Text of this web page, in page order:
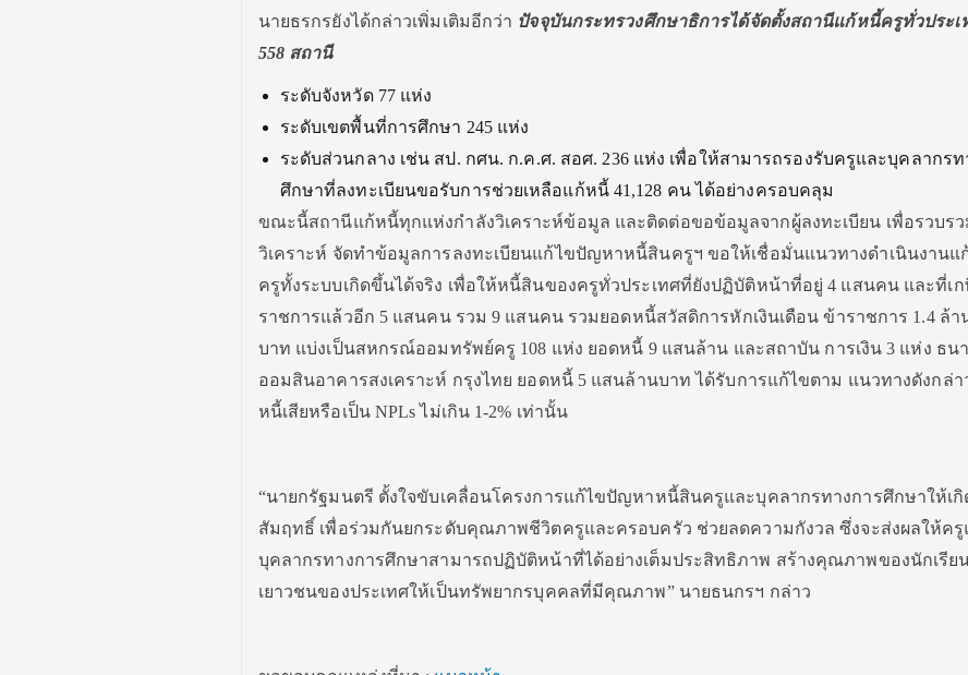
นายธรกรยังได้กล่าวเพิ่มเติมอีกว่า ปัจจุบันกระทรวงศึกษาธิการได้จัดตั้งสถานีแก้หนี้ครูทั่วประเ
558 สถานี
ระดับจังหวัด 77 แห่ง
ระดับเขตพื้นที่การศึกษา 245 แห่ง
ระดับส่วนกลาง เช่น สป. กศน. ก.ค.ศ. สอศ. 236 แห่ง เพื่อให้สามารถรองรับครูและบุคลากรท
ศึกษาที่ลงทะเบียนขอรับการช่วยเหลือแก้หนี้ 41,128 คน ได้อย่างครอบคลุม
ขณะนี้สถานีแก้หนี้ทุกแห่งกำลังวิเคราะห์ข้อมูล และติดต่อขอข้อมูลจากผู้ลงทะเบียน เพื่อรวบรว
วิเคราะห์ จัดทำข้อมูลการลงทะเบียนแก้ไขปัญหาหนี้สินครูฯ ขอให้เชื่อมั่นแนวทางดำเนินงาน
ครูทั้งระบบเกิดขึ้นได้จริง เพื่อให้หนี้สินของครูทั่วประเทศที่ยังปฏิบัติหน้าที่อยู่ 4 แสนคน และที่เ
ราชการแล้วอีก 5 แสนคน รวม 9 แสนคน รวมยอดหนี้สวัสดิการหักเงินเดือน ข้าราชการ 1.4 ล้า
บาท แบ่งเป็นสหกรณ์ออมทรัพย์ครู 108 แห่ง ยอดหนี้ 9 แสนล้าน และสถาบัน การเงิน 3 แห่ง ธน
ออมสินอาคารสงเคราะห์ กรุงไทย ยอดหนี้ 5 แสนล้านบาท ได้รับการแก้ไขตาม แนวทางดังกล่า
หนี้เสียหรือเป็น NPLs ไม่เกิน 1-2% เท่านั้น
“นายกรัฐมนตรี ตั้งใจขับเคลื่อนโครงการแก้ไขปัญหาหนี้สินครูและบุคลากรทางการศึกษาให้เกิ
สัมฤทธิ์ เพื่อร่วมกันยกระดับคุณภาพชีวิตครูและครอบครัว ช่วยลดความกังวล ซึ่งจะส่งผลให้ครู
บุคลากรทางการศึกษาสามารถปฏิบัติหน้าที่ได้อย่างเต็มประสิทธิภาพ สร้างคุณภาพของนักเรีย
เยาวชนของประเทศให้เป็นทรัพยากรบุคคลที่มีคุณภาพ” นายธนกรฯ กล่าว